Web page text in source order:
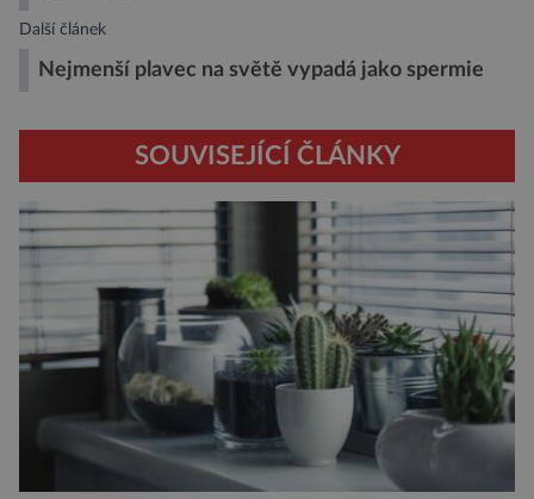
Další článek
Nejmenší plavec na světě vypadá jako spermie
SOUVISEJÍCÍ ČLÁNKY